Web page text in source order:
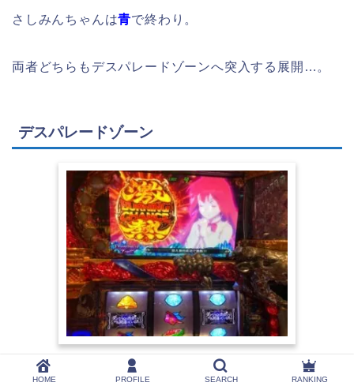
さしみんちゃんは青で終わり。
両者どちらもデスパレードゾーンへ突入する展開…。
デスパレードゾーン
デスパレードゾーン中に強チェリー！！！
HOME PROFILE SEARCH RANKING